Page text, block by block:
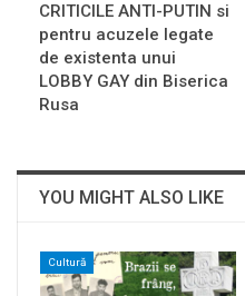
CRITICILE ANTI-PUTIN si
pentru acuzele legate
de existenta unui
LOBBY GAY din Biserica
Rusa
YOU MIGHT ALSO LIKE
Cultură